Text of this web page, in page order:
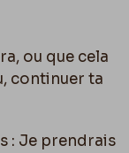
ou que cela
continuer ta
: Je prendrais